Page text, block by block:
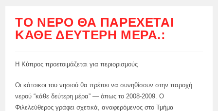
ΤΟ ΝΕΡΌ ΘΑ ΠΑΡΈΧΕΤΑΙ
ΚΆΘΕ ΔΕΎΤΕΡΗ ΜΈΡΑ.:
Η Κύπρος προετοιμάζεται για περιορισμούς
Οι κάτοικοι του νησιού θα πρέπει να συνηθίσουν στην παροχή
νερού “κάθε δεύτερη μέρα” — όπως το 2008-2009. Ο
Φιλελεύθερος γράφει σχετικά, αναφερόμενος στο Τμήμα